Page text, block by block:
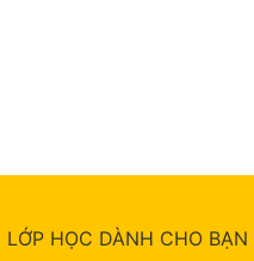
LỚP HỌC DÀNH CHO BẠN